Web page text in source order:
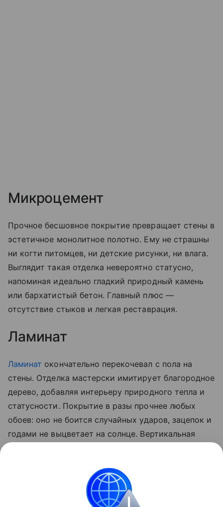
Микроцемент
Прочное бесшовное покрытие превращает стены в
эстетичное монолитное полотно. Ему не страшны
ни когти питомцев, ни детские рисунки, ни влага.
Выглядит такая отделка невероятно статусно,
напоминая идеально гладкий природный камень
или бархатистый бетон. Главный плюс —
отсутствие стыков и легкая реставрация.
Ламинат
Ламинат окончательно перекочевал с пола на
стены. Отделка мастерски имитирует благородное
дерево, добавляя интерьеру природного тепла и
статусности. Покрытие в разы прочнее любых
обоев: оно не боится случайных ударов, зацепок и
годами не выцветает на солнце. Вертикальная
идеальный выбор для уютной акцентной стены в
спальне или практичной отделки в прихожую.